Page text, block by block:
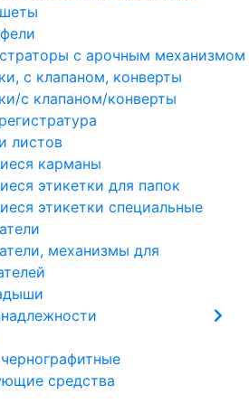
с арочным механизмом
с клапаном, конверты
с клапаном/конверты
листов
карманы
этикетки для папок
этикетки специальные
механизмы для
средства